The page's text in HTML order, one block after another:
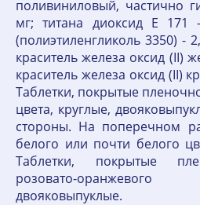
поливиниловый, частично
мг; титана диоксид Е 171
(полиэтиленгликоль 3350) -
краситель железа оксид (II)
краситель железа оксид (II)
Таблетки, покрытые
цвета, круглые,
стороны. На поперечном
белого или почти белого
Таблетки, покрытые
розовато-
двояковыпуклые.